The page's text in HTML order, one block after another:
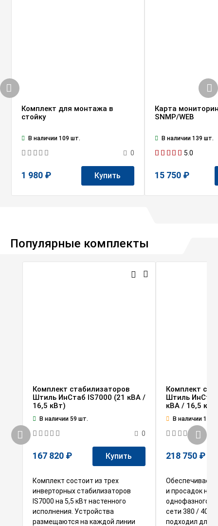
Комплект для монтажа в
стойку
В наличии 109 шт.
0
1 980 ₽ Купить
Карта
SNMP/WEB
В наличии 139 шт.
5.0
15 750 ₽
Популярные комплекты
Комплект стабилизаторов
Штиль ИнСтаб IS7000 (21 кВА /
16,5 кВт)
В наличии 59 шт.
0
167 820 ₽ Купить
Комплект состоит из трех
инверторных стабилизаторов
IS7000 на 5,5 кВт настенного
исполнения. Устройства
размещаются на каждой линии
Комплект
Штиль
кВА / 16,5
В наличии 1 шт.
218 750 ₽
Обеспечивает
и просадок
однофазного
сети 380 / 400
подходил для